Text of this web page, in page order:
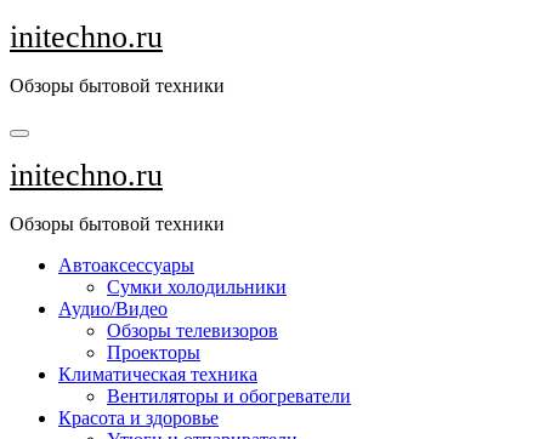
Перейти
к
initechno.ru
Обзоры бытовой техники
initechno.ru
Обзоры бытовой техники
Автоаксессуары
Сумки холодильники
Аудио/Видео
Обзоры телевизоров
Проекторы
Климатическая техника
Вентиляторы и обогреватели
Красота и здоровье